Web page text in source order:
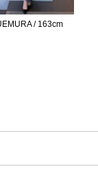
/ 163cm